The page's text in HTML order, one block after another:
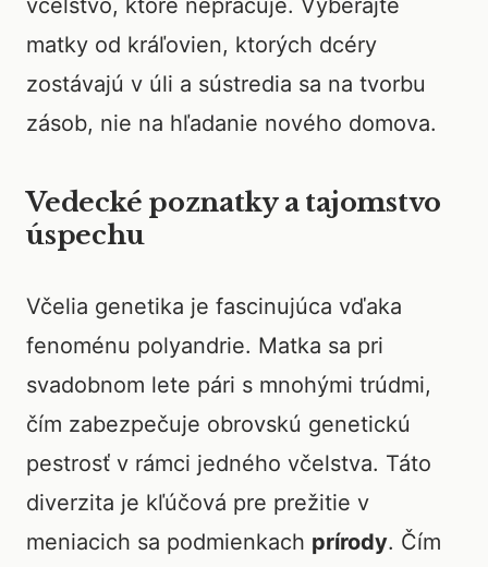
včelstvo, ktoré nepracuje. Vyberajte
matky od kráľovien, ktorých dcéry
zostávajú v úli a sústredia sa na tvorbu
zásob, nie na hľadanie nového domova.
Vedecké poznatky a tajomstvo
úspechu
Včelia genetika je fascinujúca vďaka
fenoménu polyandrie. Matka sa pri
svadobnom lete pári s mnohými trúdmi,
čím zabezpečuje obrovskú genetickú
pestrosť v rámci jedného včelstva. Táto
diverzita je kľúčová pre prežitie v
meniacich sa podmienkach prírody. Čím